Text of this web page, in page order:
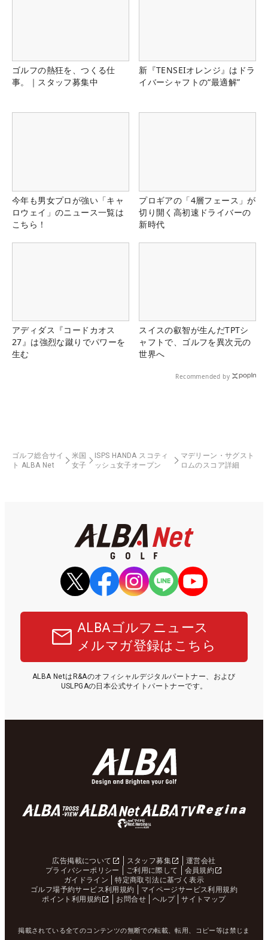
ゴルフの熱狂を、つくる仕
事。｜スタッフ募集中
新『TENSEIオレンジ』はドラ
イバーシャフトの“最適解”
今年も男女プロが強い「キャ
ロウェイ」のニュース一覧は
こちら！
プロギアの「4層フェース」が
切り開く高初速ドライバーの
新時代
アディダス『コードカオス
27』は強烈な蹴りでパワーを
生む
スイスの叡智が生んだTPTシ
ャフトで、ゴルフを異次元の
世界へ
Recommended by
ゴルフ総合サイ
ト ALBA Net
米国
女子
ISPS HANDA スコティ
ッシュ女子オープン
マデリーン・サグスト
ロムのスコア詳細
ALBAゴルフニュース
メルマガ登録はこちら
ALBA NetはR&Aのオフィシャルデジタルパートナー、および
USLPGAの日本公式サイトパートナーです。
広告掲載について スタッフ募集
運営会社
プライバシーポリシー
ご利用に際して
会員規約
ガイドライン
特定商取引法に基づく表示
ゴルフ場予約サービス利用規約
マイページサービス利用規約
ポイント利用規約
お問合せ ヘルプ サイトマップ
掲載されている全てのコンテンツの無断での転載、転用、コピー等は禁じま